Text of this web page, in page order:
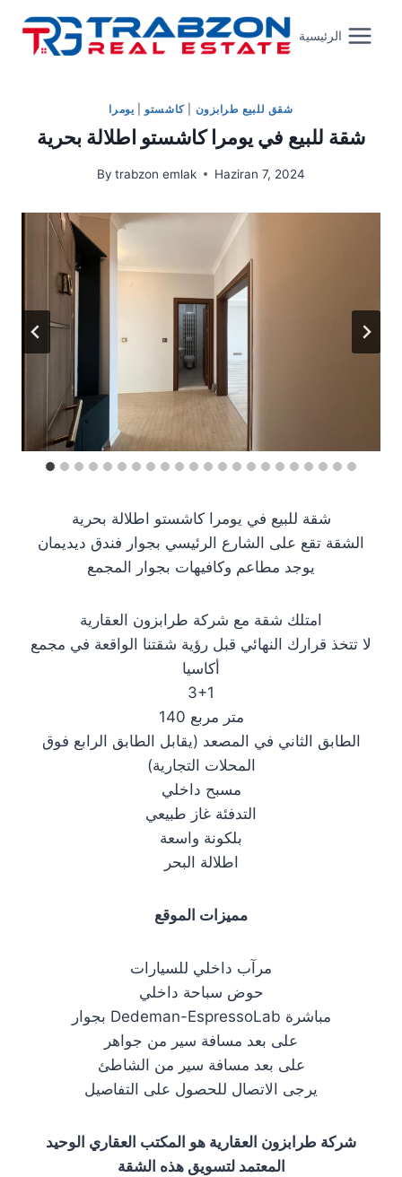
content
الرئيسية
شقق للبيع طرابزون |كاشستو يومرا
شقة للبيع في يومرا كاشستو اطلالة بحرية
By trabzon emlak Haziran 7, 2024
شقة للبيع في يومرا كاشستو اطلالة بحرية
الشقة تقع على الشارع الرئيسي بجوار فندق ديديمان
يوجد مطاعم وكافيهات بجوار المجمع
امتلك شقة مع شركة طرابزون العقارية
لا تتخذ قرارك النهائي قبل رؤية شقتنا الواقعة في مجمع
أكاسيا
3+1
140 متر مربع
الطابق الثاني في المصعد (يقابل الطابق الرابع فوق
المحلات التجارية)
مسبح داخلي
التدفئة غاز طبيعي
بلكونة واسعة
اطلالة البحر
مميزات الموقع
مرآب داخلي للسيارات
حوض سباحة داخلي
بجوار Dedeman-EspressoLab مباشرة
على بعد مسافة سير من جواهر
على بعد مسافة سير من الشاطئ
يرجى الاتصال للحصول على التفاصيل
شركة طرابزون العقارية هو المكتب العقاري الوحيد
المعتمد لتسويق هذه الشقة